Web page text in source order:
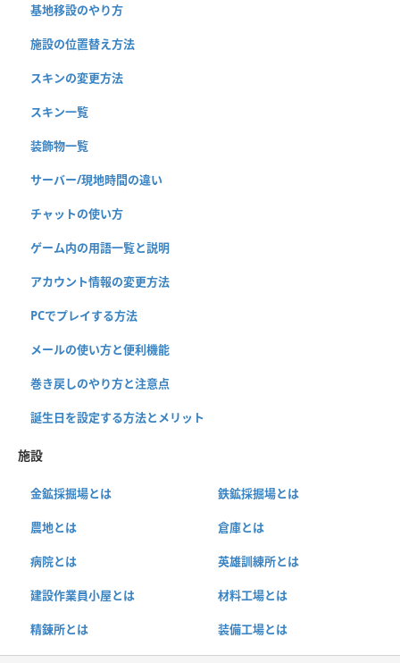
基地移設のやり方
施設の位置替え方法
スキンの変更方法
スキン一覧
装飾物一覧
サーバー/現地時間の違い
チャットの使い方
ゲーム内の用語一覧と説明
アカウント情報の変更方法
PCでプレイする方法
メールの使い方と便利機能
巻き戻しのやり方と注意点
誕生日を設定する方法とメリット
施設
金鉱採掘場とは 鉄鉱採掘場とは
農地とは 倉庫とは
病院とは 英雄訓練所とは
建設作業員小屋とは 材料工場とは
精錬所とは 装備工場とは